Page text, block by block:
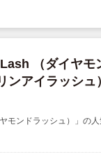
（ダイヤモ
ンアイラッシ
モンドラッシュ）」の